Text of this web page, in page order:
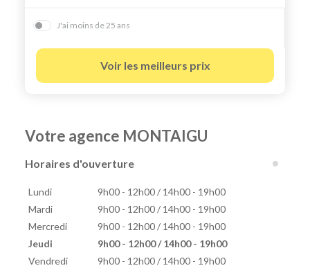
J'ai moins de 25 ans
Voir les meilleurs prix
Votre agence MONTAIGU
Horaires d'ouverture
Lundi
9h00 - 12h00 / 14h00 - 19h00
Mardi
9h00 - 12h00 / 14h00 - 19h00
Mercredi
9h00 - 12h00 / 14h00 - 19h00
Jeudi
9h00 - 12h00 / 14h00 - 19h00
Vendredi
9h00 - 12h00 / 14h00 - 19h00